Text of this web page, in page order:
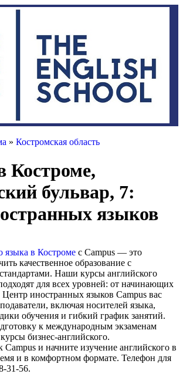
» Костромская область
Костроме,
бульвар, 7:
языков
языка в Костроме с Campus — это
качественное образование с
Наши курсы английского
для всех уровней: от начинающих
иностранных языков Campus вас
включая носителей языка,
обучения и гибкий график занятий.
к международным экзаменам
бизнес-английского.
Campus и начните изучение английского в
и в комфортном формате. Телефон для
31-56.